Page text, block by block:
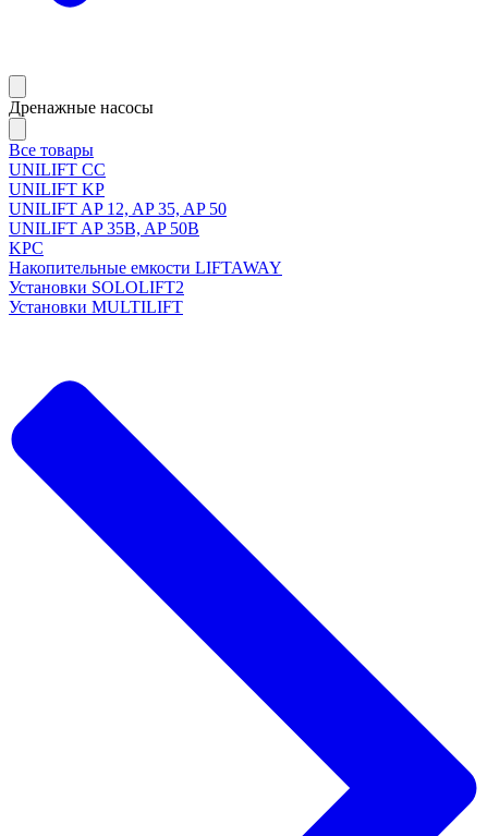
Дренажные насосы
Все товары
UNILIFT CC
UNILIFT KP
UNILIFT AP 12, AP 35, AP 50
UNILIFT AP 35B, AP 50B
KPC
Накопительные емкости LIFTAWAY
Установки SOLOLIFT2
Установки MULTILIFT